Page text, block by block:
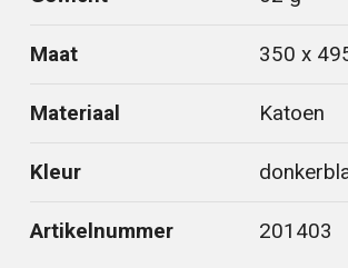
Maat 350 x
Materiaal Katoen
Kleur
Artikelnummer 201403